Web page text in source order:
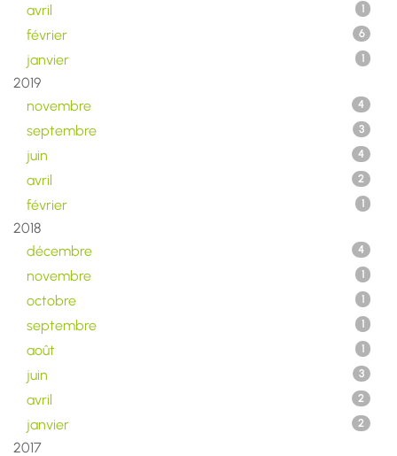
avril 1
février 6
janvier 1
2019
novembre
4
septembre 3
juin 4
avril 2
février 1
2018
décembre
4
novembre 1
octobre 1
septembre 1
août 1
juin 3
avril 2
janvier 2
2017